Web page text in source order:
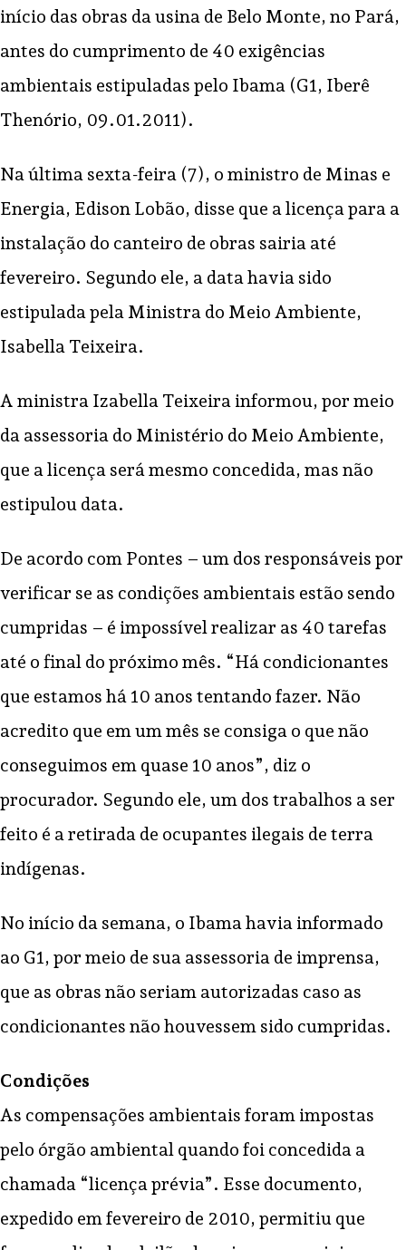
início das obras da usina de Belo Monte, no Pará,
antes do cumprimento de 40 exigências
ambientais estipuladas pelo Ibama (G1, Iberê
Thenório, 09.01.2011).
Na última sexta-feira (7), o ministro de Minas e
Energia, Edison Lobão, disse que a licença para a
instalação do canteiro de obras sairia até
fevereiro. Segundo ele, a data havia sido
estipulada pela Ministra do Meio Ambiente,
Isabella Teixeira.
A ministra Izabella Teixeira informou, por meio
da assessoria do Ministério do Meio Ambiente,
que a licença será mesmo concedida, mas não
estipulou data.
De acordo com Pontes – um dos responsáveis por
verificar se as condições ambientais estão sendo
cumpridas – é impossível realizar as 40 tarefas
até o final do próximo mês. “Há condicionantes
que estamos há 10 anos tentando fazer. Não
acredito que em um mês se consiga o que não
conseguimos em quase 10 anos”, diz o
procurador. Segundo ele, um dos trabalhos a ser
feito é a retirada de ocupantes ilegais de terra
indígenas.
No início da semana, o Ibama havia informado
ao G1, por meio de sua assessoria de imprensa,
que as obras não seriam autorizadas caso as
condicionantes não houvessem sido cumpridas.
Condições
As compensações ambientais foram impostas
pelo órgão ambiental quando foi concedida a
chamada “licença prévia”. Esse documento,
expedido em fevereiro de 2010, permitiu que